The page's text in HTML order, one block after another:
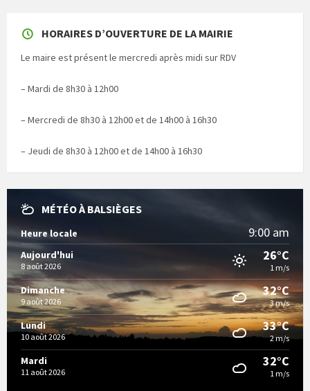
HORAIRES D’OUVERTURE DE LA MAIRIE
Le maire est présent le mercredi après midi sur RDV
– Mardi de 8h30 à 12h00
– Mercredi de 8h30 à 12h00 et de 14h00 à 16h30
– Jeudi de 8h30 à 12h00 et de 14h00 à 16h30
MÉTÉO À BALSIÈGES
Heure locale 9:00 am
Aujourd'hui
8 août 2026
26°C
1 m/s
Dimanche
9 août 2026
32°C
3 m/s
Lundi
10 août 2026
33°C
2 m/s
Mardi
11 août 2026
32°C
1 m/s